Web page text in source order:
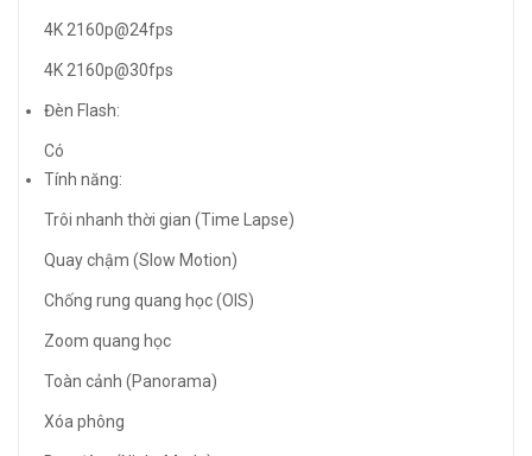
4K 2160p@24fps
4K 2160p@30fps
Đèn Flash:
Có
Tính năng:
Trôi nhanh thời gian (Time Lapse)
Quay chậm (Slow Motion)
Chống rung quang học (OIS)
Zoom quang học
Toàn cảnh (Panorama)
Xóa phông